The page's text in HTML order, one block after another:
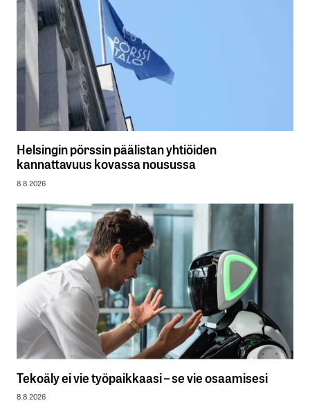
Helsingin pörssin päälistan yhtiöiden
kannattavuus kovassa nousussa
8.8.2026
Tekoäly ei vie työpaikkaasi – se vie osaamisesi
8.8.2026